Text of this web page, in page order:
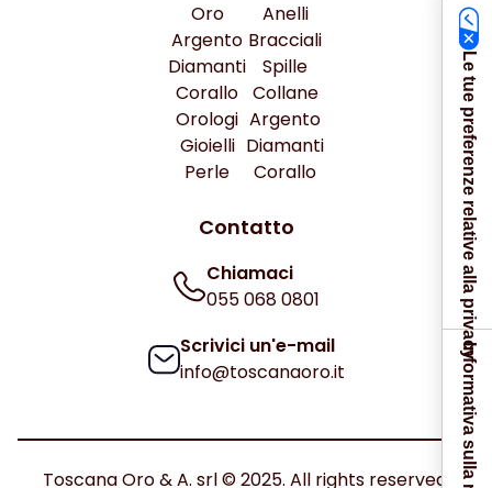
Oro
Argento
Diamanti
Corallo
Orologi
Gioielli
Perle
Anelli
Bracciali
Spille
Collane
Argento
Diamanti
Corallo
Contatto
Chiamaci
055 068 0801
Scrivici un'e-mail
info@toscanaoro.it
Toscana Oro & A. srl © 2025. All rights reserved.
Le tue preferenze relative alla privacy
Informativa sulla raccolta